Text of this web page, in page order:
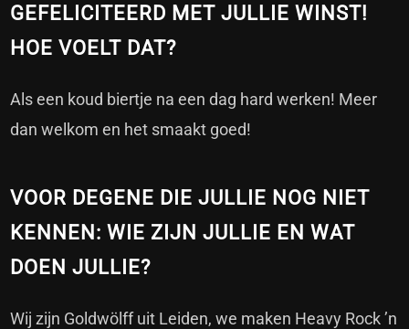
GEFELICITEERD MET JULLIE WINST!
HOE VOELT DAT?
Als een koud biertje na een dag hard werken! Meer
dan welkom en het smaakt goed!
VOOR DEGENE DIE JULLIE NOG NIET
KENNEN: WIE ZIJN JULLIE EN WAT
DOEN JULLIE?
Wij zijn Goldwölff uit Leiden, we maken Heavy Rock ’n